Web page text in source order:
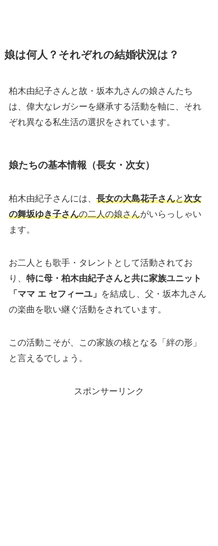
娘は何人？それぞれの結婚状況は？
柏木由紀子さんと故・坂本九さんの娘さんたち
は、偉大なレガシーを継承する活動を軸に、それ
ぞれ異なる私生活の選択をされています。
娘たちの基本情報（長女・次女）
柏木由紀子さんには、 長女の大島花子さんと次女
の舞坂ゆき子さんの二人の娘さんがいらっしゃい
ます。
お二人とも歌手・タレントとして活動されてお
り、 特に母・柏木由紀子さんと共に家族ユニット
「ママ エ セフィーユ」 を結成し、父・坂本九さん
の楽曲を歌い継ぐ活動をされています。
この活動こそが、この家族の核となる「絆の形」
と言えるでしょう。
スポンサーリンク